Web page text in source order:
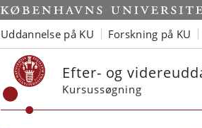
Start
Uddannelse på KU Forskning på KU
Efter- og
Kursussøgning